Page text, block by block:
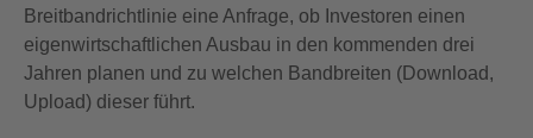
Breitbandrichtlinie eine Anfrage, ob Investoren einen
eigenwirtschaftlichen Ausbau in den kommenden drei
Jahren planen und zu welchen Bandbreiten (Download,
Upload) dieser führt.